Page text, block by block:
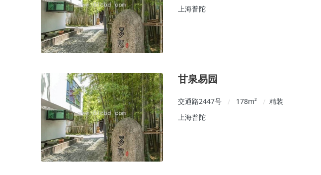
上海普陀
甘泉易园
交通路2447号 / 178m² / 精装
上海普陀